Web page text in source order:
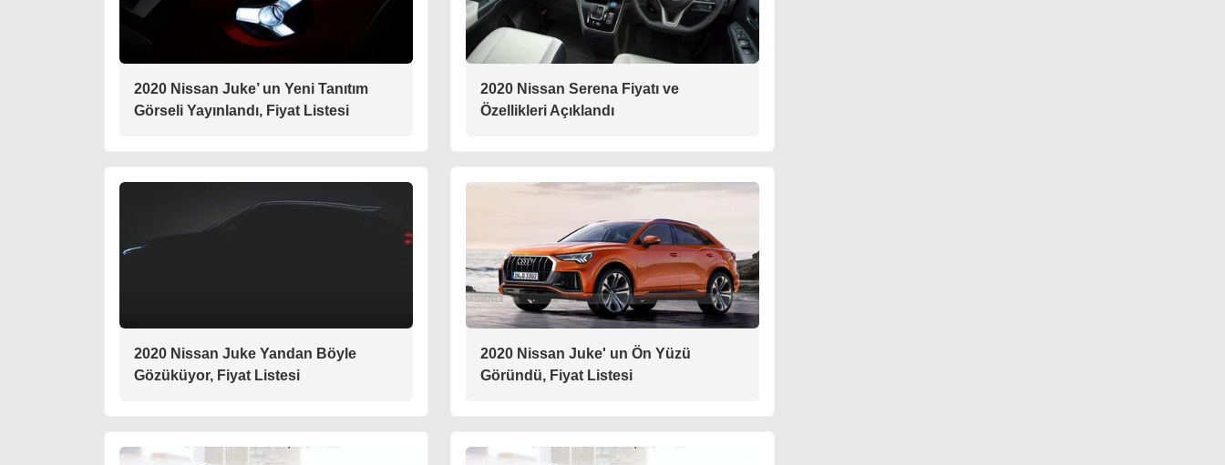
2020 Nissan Juke’ un Yeni Tanıtım
Görseli Yayınlandı, Fiyat Listesi
2020 Nissan Serena Fiyatı ve
Özellikleri Açıklandı
2020 Nissan Juke Yandan Böyle
Gözüküyor, Fiyat Listesi
2020 Nissan Juke' un Ön Yüzü
Göründü, Fiyat Listesi